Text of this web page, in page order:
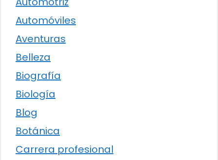
Automóviles
Aventuras
Belleza
Biografía
Biología
Blog
Botánica
Carrera profesional